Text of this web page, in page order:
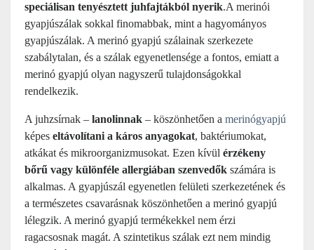
speciálisan tenyésztett juhfajtákból nyerik.A merinói
gyapjúszálak sokkal finomabbak, mint a hagyományos
gyapjúszálak. A merinó gyapjú szálainak szerkezete
szabálytalan, és a szálak egyenetlensége a fontos, emiatt a
merinó gyapjú olyan nagyszerű tulajdonságokkal
rendelkezik.
A juhzsírnak – lanolinnak – köszönhetően a merinógyapjú
képes eltávolítani a káros anyagokat, baktériumokat,
atkákat és mikroorganizmusokat. Ezen kívül érzékeny
bőrű vagy különféle allergiában szenvedők számára is
alkalmas. A gyapjúszál egyenetlen felületi szerkezetének és
a természetes csavarásnak köszönhetően a merinó gyapjú
lélegzik. A merinó gyapjú termékekkel nem érzi
ragacsosnak magát. A szintetikus szálak ezt nem mindig